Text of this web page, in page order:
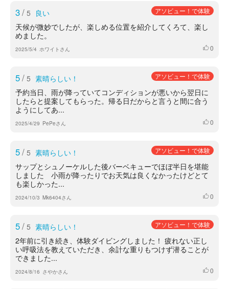
3/ 5 良い アソビュー！で体験
天候が微妙でしたが、楽しめる位置を紹介してくろて、楽し
めました。
2025/5/4 ホワイトさん いいね
0
5/ 5 素晴らしい！ アソビュー！で体験
予約当日、雨が降っていてコンディションが悪いから翌日に
したらと提案してもらった。帰る日だからと言うと間に合う
ようにしてあ...
2025/4/29 PePeさん いいね
0
5/ 5 素晴らしい！ アソビュー！で体験
サップとシュノーケルした後バーベキューでほぼ半日を堪能
しました 小雨が降ったりでお天気は良くなかったけどとて
も楽しかった...
2024/10/3 Mk6404さん いいね
0
5/ 5 素晴らしい！ アソビュー！で体験
2年前に引き続き、体験ダイビングしました！ 疲れない正し
い呼吸法を教えていただき、余計な重りもつけず潜ることが
できました...
2024/8/16 さやかさん いいね
0